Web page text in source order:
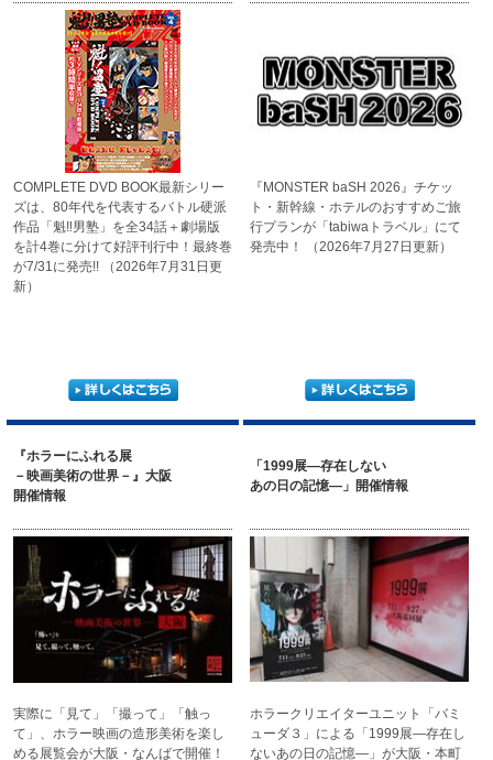
COMPLETE DVD BOOK最新シリー
ズは、80年代を代表するバトル硬派
作品「魁‼男塾」を全34話＋劇場版
を計4巻に分けて好評刊行中！最終巻
が7/31に発売!! （2026年7月31日更
新）
『MONSTER baSH 2026』チケッ
ト・新幹線・ホテルのおすすめご旅
行プランが 「tabiwaトラベル」にて
発売中！
（2026年7月27日更新）
『ホラーにふれる展
－映画美術の世界－』大阪
開催情報
実際に「見て」「撮って」
「触っ
て」、ホラー映画の造形美術を楽し
める展覧会が大阪・なんばで開催！
「1999展―存在しない
あの日の記憶―」開催情報
ホラークリエイターユニット
「バミ
ューダ３」による 「1999展―存在し
ないあの日の記憶―」が大阪・本町